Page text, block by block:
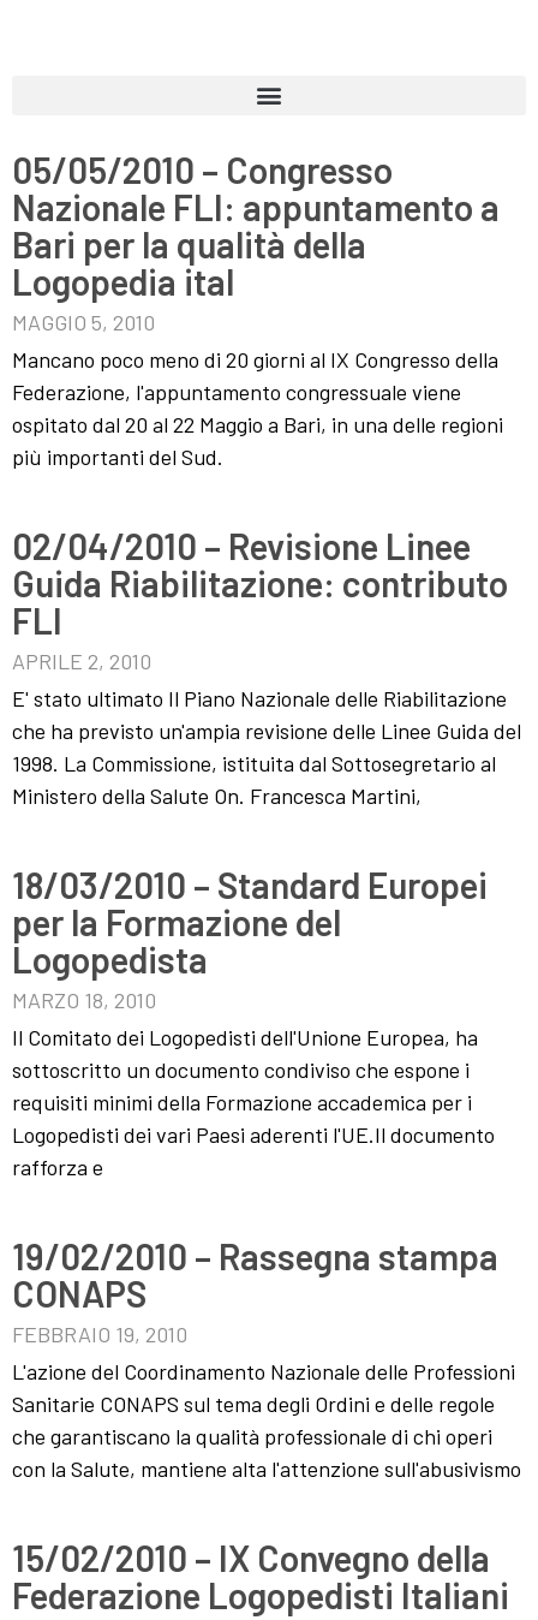
05/05/2010 – Congresso
Nazionale FLI: appuntamento a
Bari per la qualità della
Logopedia ital
MAGGIO 5, 2010
Mancano poco meno di 20 giorni al IX Congresso della
Federazione, l'appuntamento congressuale viene
ospitato dal 20 al 22 Maggio a Bari, in una delle regioni
più importanti del Sud.
02/04/2010 – Revisione Linee
Guida Riabilitazione: contributo
FLI
APRILE 2, 2010
E' stato ultimato Il Piano Nazionale delle Riabilitazione
che ha previsto un'ampia revisione delle Linee Guida del
1998. La Commissione, istituita dal Sottosegretario al
Ministero della Salute On. Francesca Martini,
18/03/2010 – Standard Europei
per la Formazione del
Logopedista
MARZO 18, 2010
Il Comitato dei Logopedisti dell'Unione Europea, ha
sottoscritto un documento condiviso che espone i
requisiti minimi della Formazione accademica per i
Logopedisti dei vari Paesi aderenti l'UE.Il documento
rafforza e
19/02/2010 – Rassegna stampa
CONAPS
FEBBRAIO 19, 2010
L'azione del Coordinamento Nazionale delle Professioni
Sanitarie CONAPS sul tema degli Ordini e delle regole
che garantiscano la qualità professionale di chi operi
con la Salute, mantiene alta l'attenzione sull'abusivismo
15/02/2010 – IX Convegno della
Federazione Logopedisti Italiani